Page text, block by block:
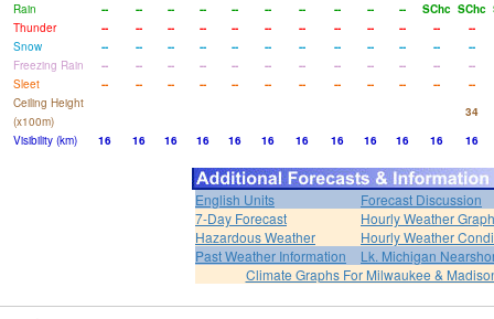
Rain
-- -- -- -- -- -- -- -- -- -- SChc SChc
Thunder
-- -- -- -- -- -- -- -- -- -- --
--
Snow
-- -- -- -- -- -- -- -- -- -- --
--
Freezing Rain
-- -- -- -- -- -- -- -- -- -- --
--
Sleet
-- -- -- -- -- -- -- -- -- -- --
--
Ceiling Height
(x100m)
34
Visibility (km)
16 16 16 16 16 16 16 16 16 16 16 16
English Units
Forecast Discussion
7-Day Forecast
Hourly Weather Graph
Hazardous Weather
Hourly Weather
Past Weather Information
Lk. Michigan
Climate Graphs For Milwaukee &